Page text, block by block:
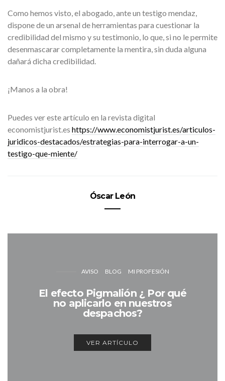
Como hemos visto, el abogado, ante un testigo mendaz,
dispone de un arsenal de herramientas para cuestionar la
credibilidad del mismo y su testimonio, lo que, si no le permite
desenmascarar completamente la mentira, sin duda alguna
dañará dicha credibilidad.
¡Manos a la obra!
Puedes ver este artículo en la revista digital
economistjurist.es https://www.economistjurist.es/articulos-
juridicos-destacados/estrategias-para-interrogar-a-un-
testigo-que-miente/
Óscar León
AVISO BLOG MI PROFESIÓN
El efecto Pigmalión ¿ Por qué
no aplicarlo en nuestros
despachos?
VER ARTÍCULO